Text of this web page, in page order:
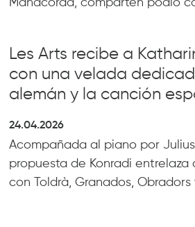
Les Arts recibe a
con una velada
alemán y la canción
24.04.2026
Acompañada al piano por
propuesta de Konradi entrelaza
con Toldrà, Granados, Obradors